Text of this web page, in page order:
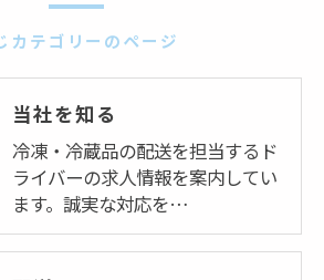
カテゴリーのページ
当社を知る
冷凍・冷蔵品の配送を担当するド
ライバーの求人情報を案内してい
ます。誠実な対応を…